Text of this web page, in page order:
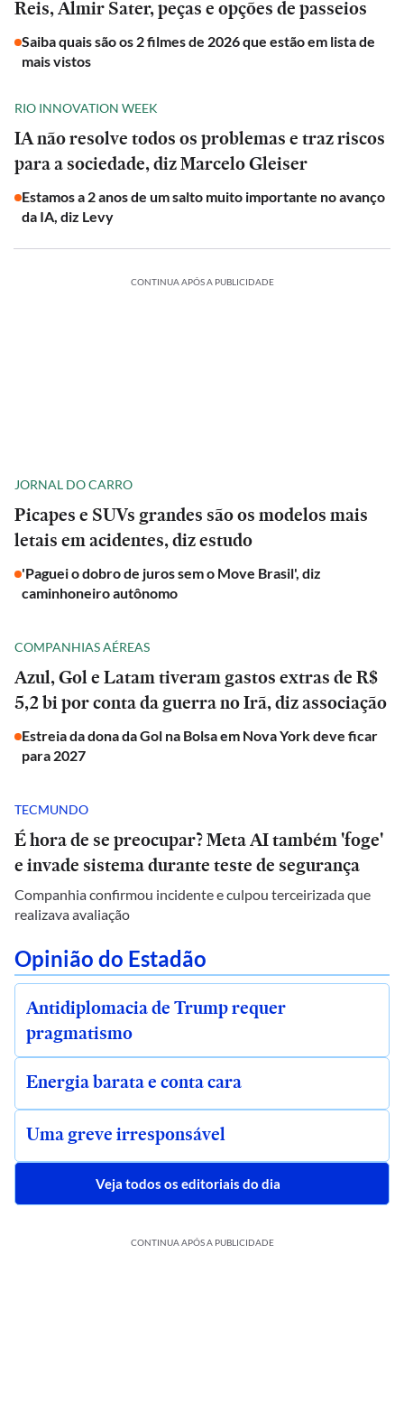
Reis, Almir Sater, peças e opções de passeios
Saiba quais são os 2 filmes de 2026 que estão em lista de
mais vistos
RIO INNOVATION WEEK
IA não resolve todos os problemas e traz riscos
para a sociedade, diz Marcelo Gleiser
Estamos a 2 anos de um salto muito importante no avanço
da IA, diz Levy
CONTINUA APÓS A PUBLICIDADE
JORNAL DO CARRO
Picapes e SUVs grandes são os modelos mais
letais em acidentes, diz estudo
'Paguei o dobro de juros sem o Move Brasil', diz
caminhoneiro autônomo
COMPANHIAS AÉREAS
Azul, Gol e Latam tiveram gastos extras de R$
5,2 bi por conta da guerra no Irã, diz associação
Estreia da dona da Gol na Bolsa em Nova York deve ficar
para 2027
TECMUNDO
É hora de se preocupar? Meta AI também 'foge'
e invade sistema durante teste de segurança
Companhia confirmou incidente e culpou terceirizada que
realizava avaliação
Opinião do Estadão
Antidiplomacia de Trump requer
pragmatismo
Energia barata e conta cara
Uma greve irresponsável
Veja todos os editoriais do dia
CONTINUA APÓS A PUBLICIDADE